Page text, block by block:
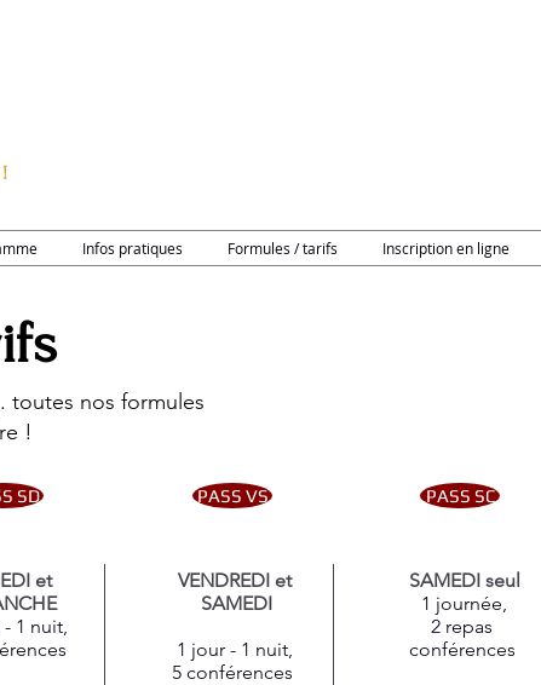
Infos pratiques Formules / tarifs Inscription en ligne
toutes nos formules
!
SD
et
1 nuit,
PASS VS
VENDREDI et
SAMEDI
1 jour - 1 nuit,
5 conférences
PASS SC
SAMEDI seul
1 journée,
2 repas
conférences